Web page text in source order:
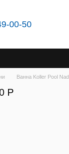
00-50
Ванна Koller Pool
P